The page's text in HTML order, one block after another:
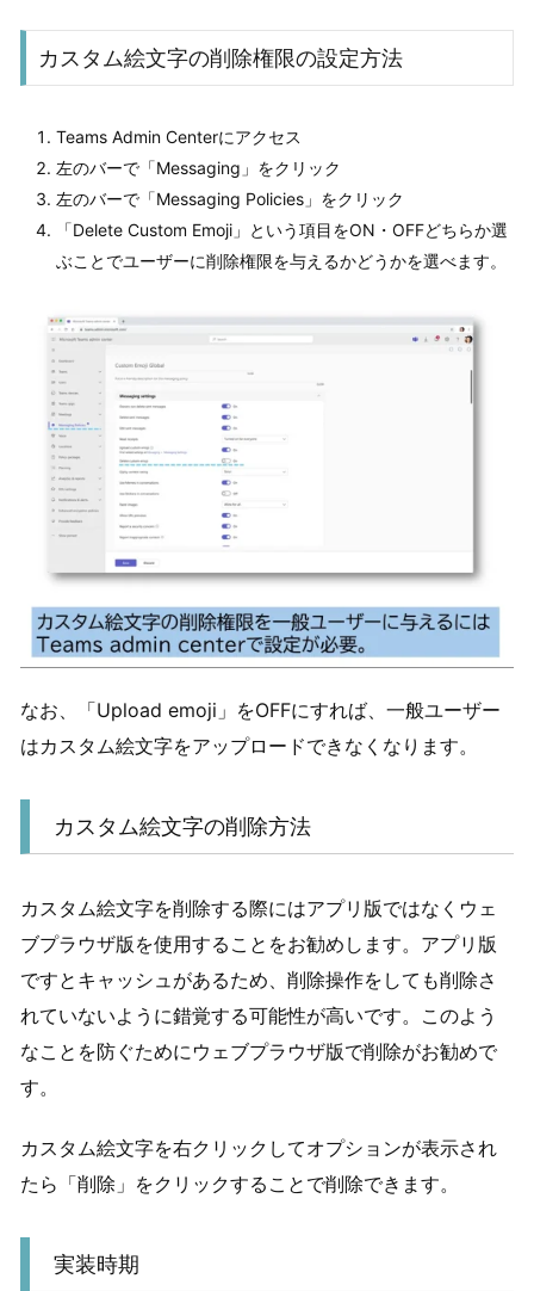
カスタム絵文字の削除権限の設定方法
Teams Admin Centerにアクセス
左のバーで「Messaging」をクリック
左のバーで「Messaging Policies」をクリック
「Delete Custom Emoji」という項目をON・OFFどちらか選
ぶことでユーザーに削除権限を与えるかどうかを選べます。
なお、「Upload emoji」をOFFにすれば、一般ユーザー
はカスタム絵文字をアップロードできなくなります。
カスタム絵文字の削除方法
カスタム絵文字を削除する際にはアプリ版ではなくウェ
ブプラウザ版を使用することをお勧めします。アプリ版
ですとキャッシュがあるため、削除操作をしても削除さ
れていないように錯覚する可能性が高いです。このよう
なことを防ぐためにウェブプラウザ版で削除がお勧めで
す。
カスタム絵文字を右クリックしてオプションが表示され
たら「削除」をクリックすることで削除できます。
実装時期